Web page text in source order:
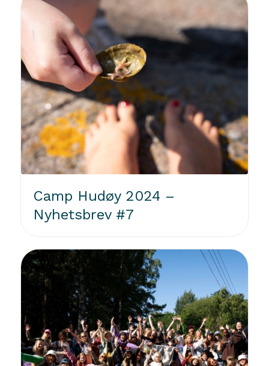
Camp Hudøy 2024 –
Nyhetsbrev #7